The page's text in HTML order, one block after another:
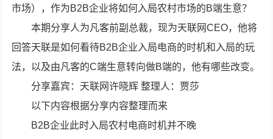
市场），作为B2B企业将如何入局农村市场的B端生意？
本期分享人为凡客前副总裁，现为天联网CEO，他将
回答天联是如何看待B2B企业入局电商的时机和入局的玩
法，以及由凡客的C端生意转向做B端的，他有哪些改变。
分享嘉宾：天联网许晓辉 整理人：贾莎
以下内容根据分享内容整理而来
B2B企业此时入局农村电商时机并不晚